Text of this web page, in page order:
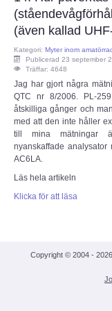
ECC
PTS e-
PTS
(även kallad
Kategori: Myter inom
Publicerad 23 september
Träffar: 4648
Jag har gjort några
QTC nr 8/2006. PL-
åtskilliga gånger och
med att den inte håller
till mina mätningar
nyanskaffade
AC6LA.
Läs hela artikeln
Klicka för att läsa
Copyright © 2004 -